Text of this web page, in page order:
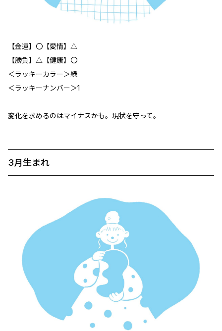
【金運】〇【愛情】△
【勝負】△【健康】〇
＜ラッキーカラー＞緑
＜ラッキーナンバー＞1
変化を求めるのはマイナスかも。現状を守って。
3月生まれ